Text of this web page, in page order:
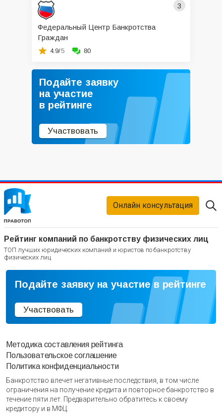
3
Федеральный Центр Банкротства
Граждан
4.9/5 80
Подайте заявку
на участие
в рейтинге
Участвовать
Рейтинг компаний по банкротству физических лиц
ТОП лучших юридических компаний и юристов по банкротству
физических лиц
Онлайн консультация
Подайте заявку на участие в рейтинге
Участвовать
Методика составления рейтинга
Пользовательское соглашение
Политика конфиденциальности
Банкротство влечет негативные последствия, в том числе
ограничения на получение кредита и повторное банкротство в
течение пяти лет. Предварительно обратитесь к своему
кредитору и в МФЦ.